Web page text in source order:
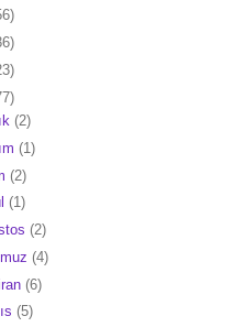
(2)
(1)
(2)
(1)
(2)
(4)
(6)
(5)